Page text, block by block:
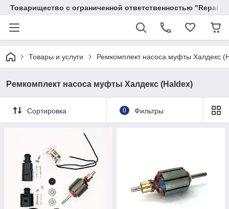
Товарищество с ограниченной ответственностью
Товары и услуги Ремкомплект насоса муфты Халдекс
Ремкомплект насоса муфты Халдекс (Haldex)
Сортировка 0 Фильтры